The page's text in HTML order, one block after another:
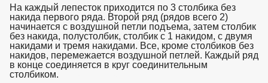
На каждый лепесток приходится по 3 столбика без
накида первого ряда. Второй ряд (рядов всего 2)
начинается с воздушной петли подъема, затем столбик
без накида, полустолбик, столбик с 1 накидом, с двумя
накидами и тремя накидами. Все, кроме столбиков без
накидов, перемежается воздушной петлей. Каждый ряд
в конце соединяется в круг соединительным
столбиком.